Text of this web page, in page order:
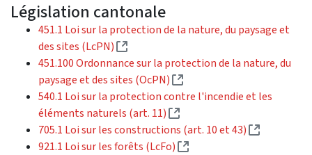
Législation cantonale
451.1 Loi sur la protection de la nature, du paysage et
des sites (LcPN)
(Lien externe)
451.100 Ordonnance sur la protection de la nature, du
paysage et des sites (OcPN)
(Lien externe)
540.1 Loi sur la protection contre l'incendie et les
éléments naturels (art. 11)
(Lien externe)
705.1 Loi sur les constructions (art. 10 et 43)
(Lien
921.1 Loi sur les forêts (LcFo)
(Lien externe)